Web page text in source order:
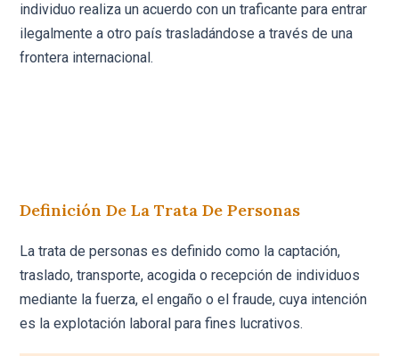
individuo realiza un acuerdo con un traficante para entrar
ilegalmente a otro país trasladándose a través de una
frontera internacional.
Definición De La Trata De Personas
La trata de personas es definido como la captación,
traslado, transporte, acogida o recepción de individuos
mediante la fuerza, el engaño o el fraude, cuya intención
es la explotación laboral para fines lucrativos.